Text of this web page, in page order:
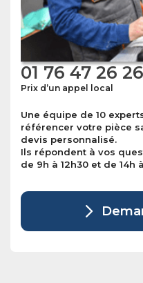
01 76 47 26 26
Prix d’un appel local
Une équipe de 10
référencer votre pièce
devis personnalisé.
Ils répondent à vos
de 9h à 12h30 et de 14h